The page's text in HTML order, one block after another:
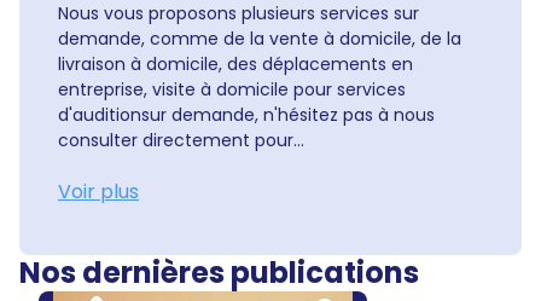
Nous vous proposons plusieurs services sur
demande, comme de la vente à domicile, de la
livraison à domicile, des déplacements en
entreprise, visite à domicile pour services
d'auditionsur demande, n'hésitez pas à nous
consulter directement pour...
Voir plus
Nos dernières publications